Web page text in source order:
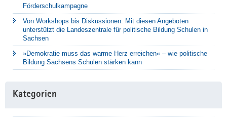
Förderschulkampagne
Von Workshops bis Diskussionen: Mit diesen Angeboten
unterstützt die Landeszentrale für politische Bildung Schulen in
Sachsen
»Demokratie muss das warme Herz erreichen« – wie politische
Bildung Sachsens Schulen stärken kann
Kategorien